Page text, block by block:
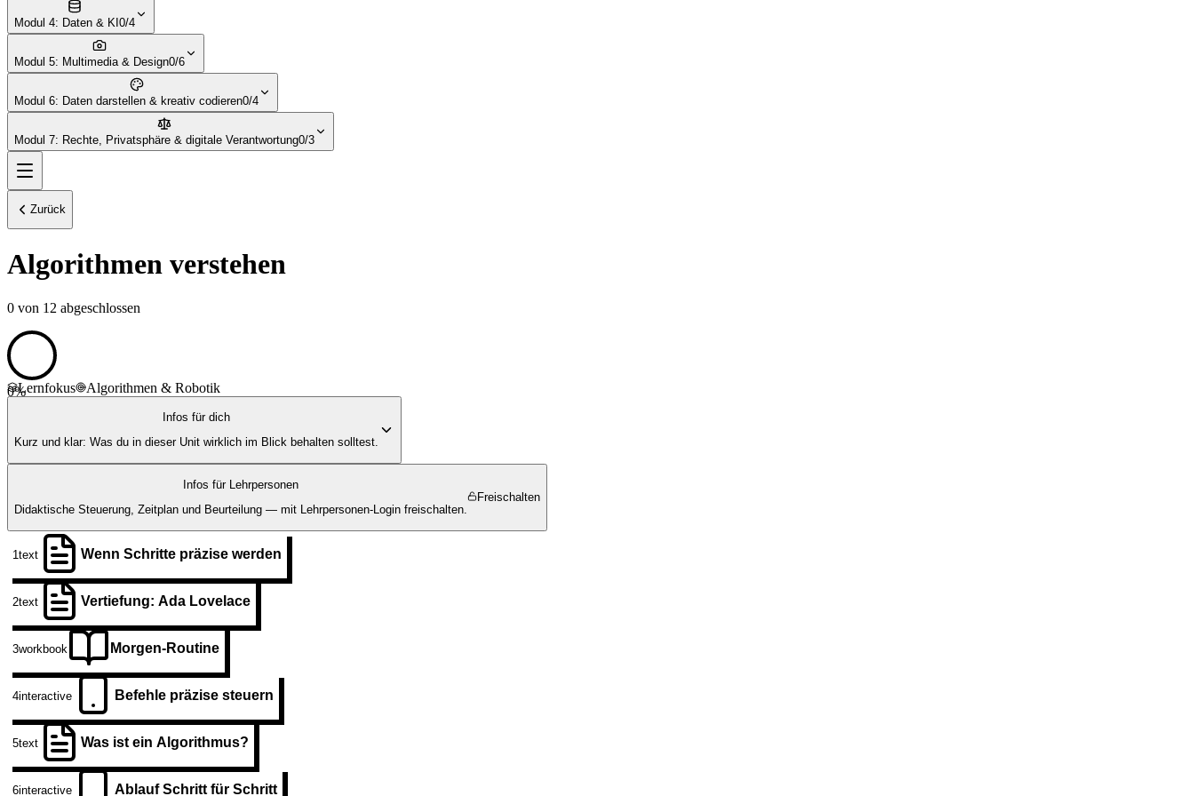
Modul 4: Daten & KI 0/4
Modul 5: Multimedia & Design0/6
Modul 6: Daten darstellen & kreativ codieren0/4
Modul 7: Rechte, Privatsphäre & digitale Verantwortung0/3
Zurück
Algorithmen verstehen
0 von 12 abgeschlossen
0%
Lernfokus Algorithmen & Robotik
Infos für dich
Kurz und klar: Was du in dieser Unit wirklich im Blick behalten solltest.
Infos für Lehrpersonen
Didaktische Steuerung, Zeitplan und Beurteilung — mit Lehrpersonen-Login freischalten.
Freischalten
1text Wenn Schritte präzise werden
2text Vertiefung: Ada Lovelace
3workbook Morgen-Routine
4interactive Befehle präzise steuern
5text Was ist ein Algorithmus?
6interactive Ablauf Schritt für Schritt